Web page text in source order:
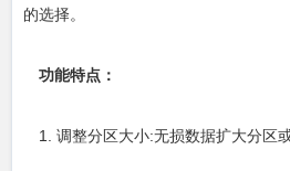
的选择。
功能特点：
1. 调整分区大小:无损数据扩大分区